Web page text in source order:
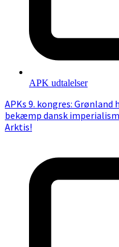
APK udtalelser
APKs 9. kongres:
bekæmp dansk
Arktis!